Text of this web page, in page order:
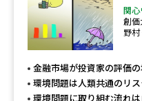
関心
創価
野
金融市場が投資家の評価
環境問題は人類共通のリ
環境問題に取り組む流れ